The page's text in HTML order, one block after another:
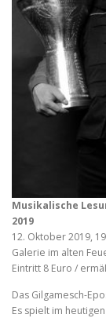
Musikalische
2019
12. Oktober 2019,
Galerie im alten
Eintritt 8 Euro /
Das Gilgamesch-
Es spielt im